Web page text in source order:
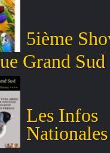
5ième
Grand Sud
Les Infos
Nationales